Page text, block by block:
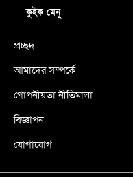
কুইক মেনু
প্রচ্ছদ
আমাদের সম্পর্কে
গোপনীয়তা নীতিমালা
বিজ্ঞাপন
যোগাযোগ